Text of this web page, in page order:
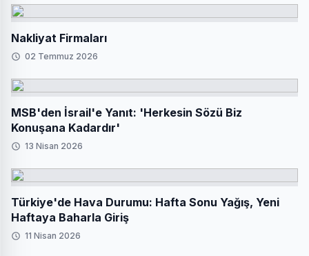
Nakliyat Firmaları
02 Temmuz 2026
MSB'den İsrail'e Yanıt: 'Herkesin Sözü Biz
Konuşana Kadardır'
13 Nisan 2026
Türkiye'de Hava Durumu: Hafta Sonu Yağış, Yeni
Haftaya Baharla Giriş
11 Nisan 2026